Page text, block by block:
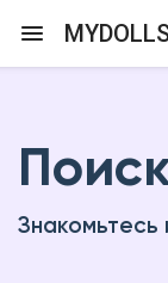
Я
Знакомьтесь